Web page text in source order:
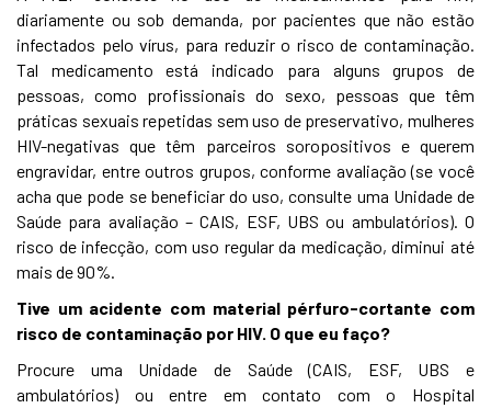
diariamente ou sob demanda, por pacientes que não estão
infectados pelo vírus, para reduzir o risco de contaminação.
Tal medicamento está indicado para alguns grupos de
pessoas, como profissionais do sexo, pessoas que têm
práticas sexuais repetidas sem uso de preservativo, mulheres
HIV-negativas que têm parceiros soropositivos e querem
engravidar, entre outros grupos, conforme avaliação (se você
acha que pode se beneficiar do uso, consulte uma Unidade de
Saúde para avaliação – CAIS, ESF, UBS ou ambulatórios). O
risco de infecção, com uso regular da medicação, diminui até
mais de 90%.
Tive um acidente com material pérfuro-cortante com
risco de contaminação por HIV. O que eu faço?
Procure uma Unidade de Saúde (CAIS, ESF, UBS e
ambulatórios) ou entre em contato com o Hospital